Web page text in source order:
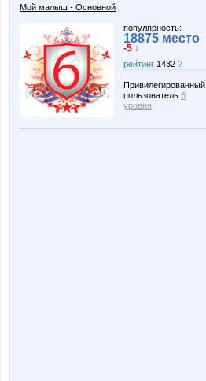
Мой малыш - Основной
популярность:
18875 место
-5 ↓
рейтинг 1432 ?
Привилегированный
пользователь 6
уровня